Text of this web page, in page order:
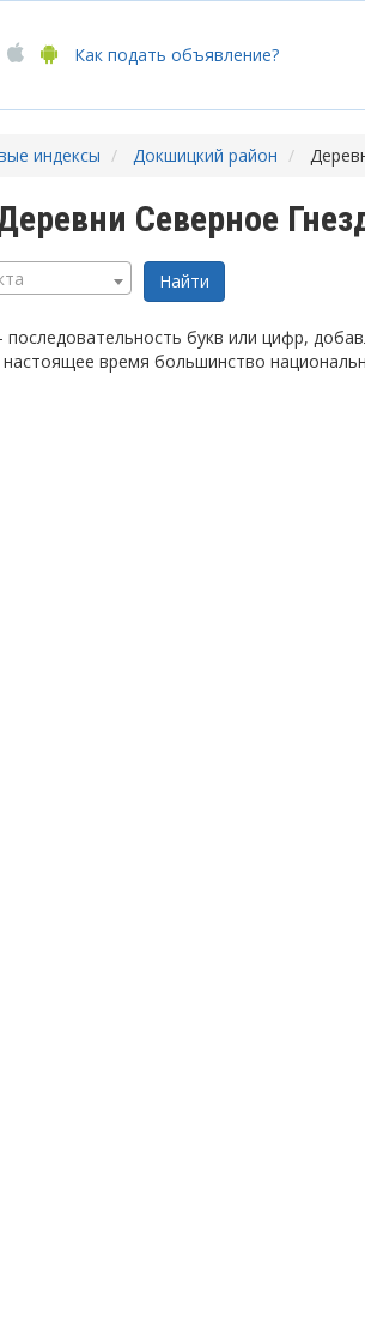
Как подать объявление?
индексы Докшицкий район
Северное
букв или цифр,
время большинство